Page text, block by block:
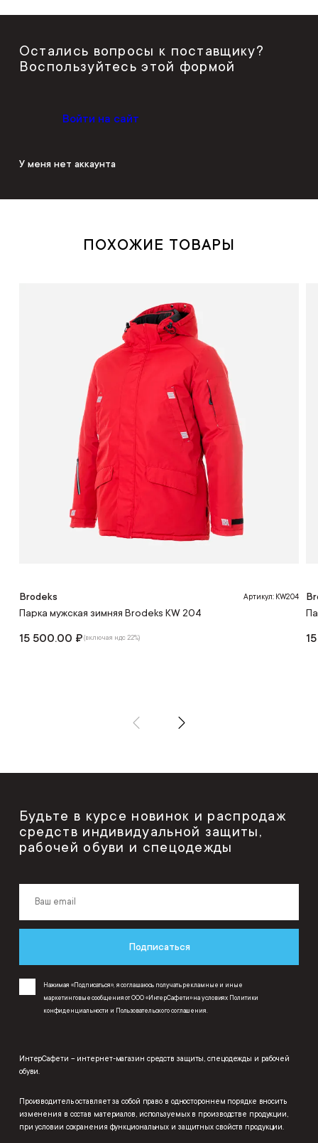
Остались вопросы к поставщику?
Воспользуйтесь этой формой
Войти на сайт
У меня нет аккаунта
ПОХОЖИЕ ТОВАРЫ
Brodeks Артикул: KW204
Парка мужская зимняя Brodeks KW 204
15 500.00 ₽(включая ндс 22%)
Будьте в курсе новинок и распродаж
средств индивидуальной защиты,
рабочей обуви и спецодежды
Подписаться
Нажимая «Подписаться», я соглашаюсь получать рекламные и иные
маркетинговые сообщения от ООО «ИнтерСафети» на условиях Политики
конфиденциальности и Пользовательского соглашения.
ИнтерСафети – интернет-магазин средств защиты, спецодежды и рабочей
обуви.
Производитель оставляет за собой право в одностороннем порядке вносить
изменения в состав материалов, используемых в производстве продукции,
при условии сохранения функциональных и защитных свойств продукции.